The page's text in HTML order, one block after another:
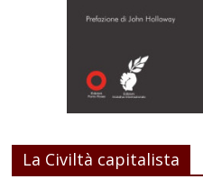
La Civiltà capitalista